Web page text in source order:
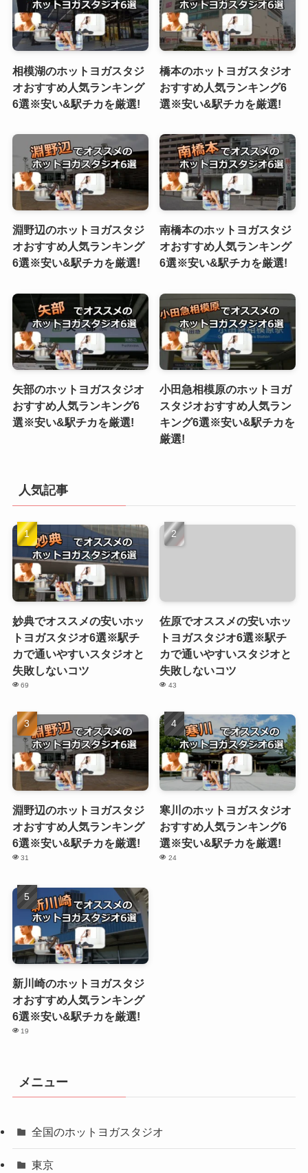
相模湖のホットヨガスタジ
オおすすめ人気ランキング
6選※安い&駅チカを厳選!
橋本のホットヨガスタジオ
おすすめ人気ランキング6
選※安い&駅チカを厳選!
淵野辺のホットヨガスタジ
オおすすめ人気ランキング
6選※安い&駅チカを厳選!
南橋本のホットヨガスタジ
オおすすめ人気ランキング
6選※安い&駅チカを厳選!
矢部のホットヨガスタジオ
おすすめ人気ランキング6
選※安い&駅チカを厳選!
小田急相模原のホットヨガ
スタジオおすすめ人気ラン
キング6選※安い&駅チカを
厳選!
人気記事
妙典でオススメの安いホッ
トヨガスタジオ6選※駅チ
カで通いやすいスタジオと
失敗しないコツ
69
佐原でオススメの安いホッ
トヨガスタジオ6選※駅チ
カで通いやすいスタジオと
失敗しないコツ
43
淵野辺のホットヨガスタジ
オおすすめ人気ランキング
6選※安い&駅チカを厳選!
31
寒川のホットヨガスタジオ
おすすめ人気ランキング6
選※安い&駅チカを厳選!
24
新川崎のホットヨガスタジ
オおすすめ人気ランキング
6選※安い&駅チカを厳選!
19
メニュー
全国のホットヨガスタジオ
東京